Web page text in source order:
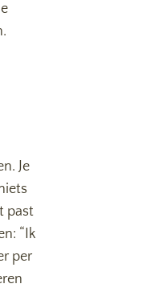
Je
past
“Ik
per